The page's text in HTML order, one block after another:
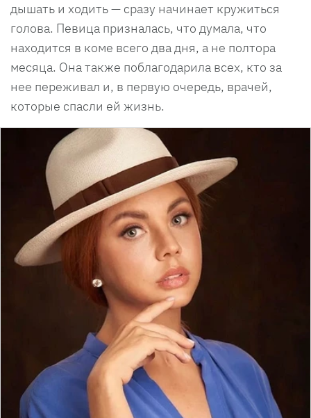
дышать и ходить — сразу начинает кружиться
голова. Певица призналась, что думала, что
находится в коме всего два дня, а не полтора
месяца. Она также поблагодарила всех, кто за
нее переживал и, в первую очередь, врачей,
которые спасли ей жизнь.